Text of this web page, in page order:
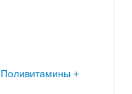
Поливитамины +